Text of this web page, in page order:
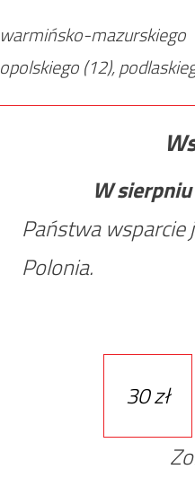
warmińsko-
opolskiego (12),
W
Państwa wsparcie
Polonia.
30 zł